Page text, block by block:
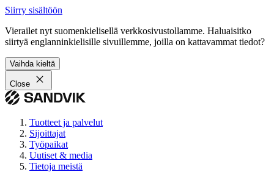
Siirry sisältöön
Vierailet nyt suomenkielisellä verkkosivustollamme. Haluaisitko
siirtyä englanninkielisille sivuillemme, joilla on kattavammat tiedot?
Vaihda kieltä
Close
Tuotteet ja palvelut
Sijoittajat
Työpaikat
Uutiset & media
Tietoja meistä